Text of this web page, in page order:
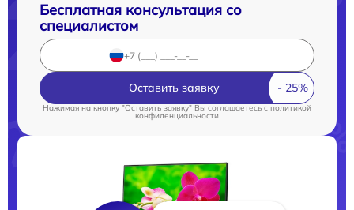
Бесплатная консультация со
специалистом
Оставить заявку
Нажимая на кнопку "Оставить заявку" Вы соглашаетесь cполитикой
конфиденциальности